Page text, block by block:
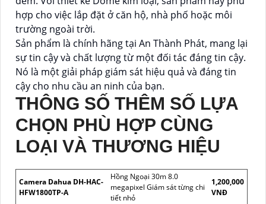
hợp cho việc lắp đặt ở căn hộ, nhà phố hoặc môi
trường ngoài trời.
Sản phẩm là chính hãng tại An Thành Phát, mang lại
sự tin cậy và chất lượng từ một đối tác đáng tin cậy.
Nó là một giải pháp giám sát hiệu quả và đáng tin
cậy cho nhu cầu an ninh của bạn.
THÔNG SỐ THÊM SỐ LỰA
CHỌN PHÙ HỢP CÙNG
LOẠI VÀ THƯƠNG HIỆU
Camera Dahua DH-HAC-
HFW1800TP-A
Hồng Ngoại 30m 8.0
megapixel Giám sát từng chi
tiết nhỏ
1,200,000
VNĐ